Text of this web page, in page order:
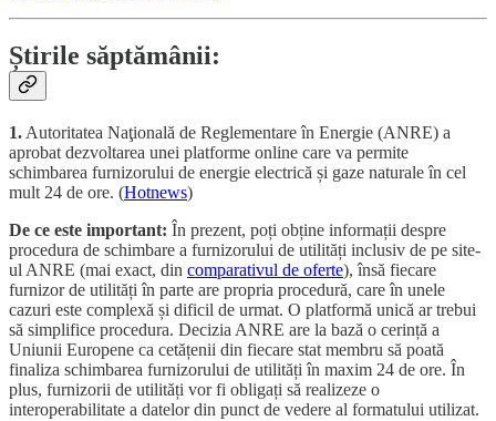
Știrile săptămânii:
1. Autoritatea Naţională de Reglementare în Energie (ANRE) a
aprobat dezvoltarea unei platforme online care va permite
schimbarea furnizorului de energie electrică și gaze naturale în cel
mult 24 de ore. (Hotnews)
De ce este important: În prezent, poți obține informații despre
procedura de schimbare a furnizorului de utilități inclusiv de pe site-
ul ANRE (mai exact, din comparativul de oferte), însă fiecare
furnizor de utilități în parte are propria procedură, care în unele
cazuri este complexă și dificil de urmat. O platformă unică ar trebui
să simplifice procedura. Decizia ANRE are la bază o cerință a
Uniunii Europene ca cetățenii din fiecare stat membru să poată
finaliza schimbarea furnizorului de utilități în maxim 24 de ore. În
plus, furnizorii de utilități vor fi obligați să realizeze o
interoperabilitate a datelor din punct de vedere al formatului utilizat.